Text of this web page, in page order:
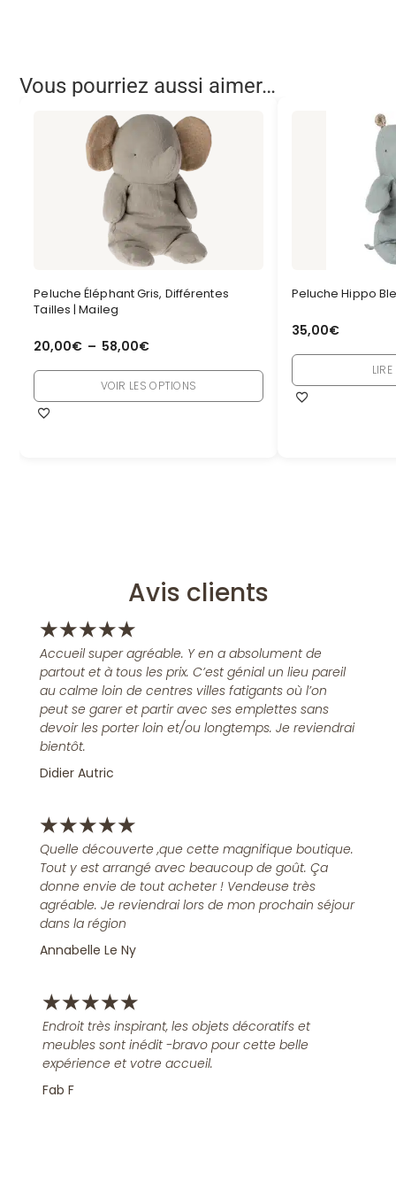
Vous pourriez aussi aimer…
Peluche Éléphant Gris, Différentes
Tailles | Maileg
20,00€ – 58,00€
VOIR LES OPTIONS
Peluche Hippo
35,00€
Avis clients
★★★★★
Accueil super agréable. Y en a absolument de
partout et à tous les prix. C’est génial un lieu pareil
au calme loin de centres villes fatigants où l’on
peut se garer et partir avec ses emplettes sans
devoir les porter loin et/ou longtemps. Je reviendrai
bientôt.
Didier Autric
★★★★★
Quelle découverte ,que cette magnifique boutique.
Tout y est arrangé avec beaucoup de goût. Ça
donne envie de tout acheter ! Vendeuse très
agréable. Je reviendrai lors de mon prochain séjour
dans la région
Annabelle Le Ny
★★★★★
Endroit très inspirant, les objets décoratifs et
meubles sont inédit -bravo pour cette belle
expérience et votre accueil.
Fab F